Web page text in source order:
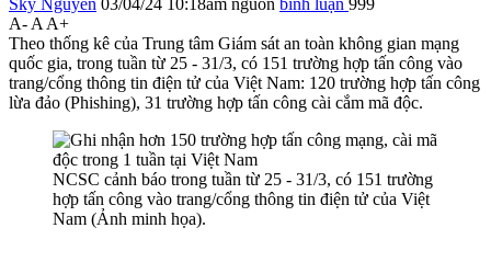
A- A A+
Theo thống kê của Trung tâm Giám sát an toàn không gian mạng
quốc gia, trong tuần từ 25 - 31/3, có 151 trường hợp tấn công vào
trang/cổng thông tin điện tử của Việt Nam: 120 trường hợp tấn công
lừa đảo (Phishing), 31 trường hợp tấn công cài cắm mã độc.
NCSC cảnh báo trong tuần từ 25 - 31/3, có 151 trường
hợp tấn công vào trang/cổng thông tin điện tử của Việt
Nam (Ảnh minh họa).